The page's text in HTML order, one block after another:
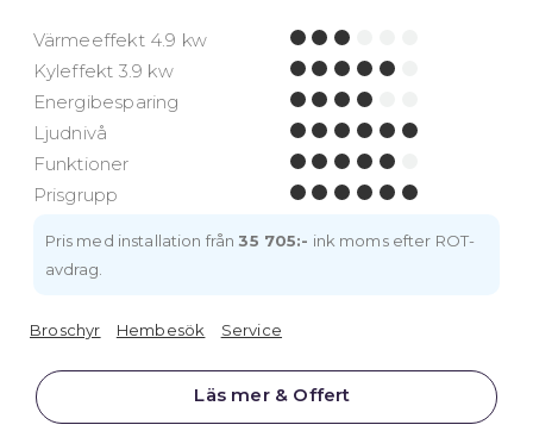
Värmeeffekt 4.9 kw
Kyleffekt 3.9 kw
Energibesparing
Ljudnivå
Funktioner
Prisgrupp
Pris med installation från 35 705:- ink moms efter ROT-
avdrag.
Broschyr Hembesök Service
Läs mer & Offert